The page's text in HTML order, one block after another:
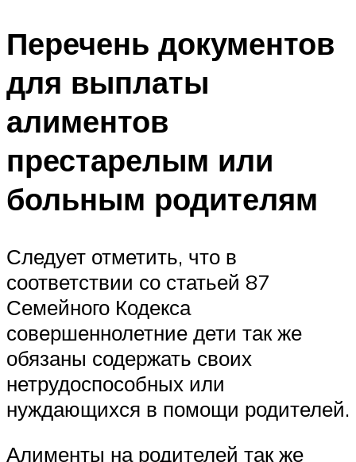
Перечень документов
для выплаты
алиментов
престарелым или
больным родителям
Следует отметить, что в
соответствии со статьей 87
Семейного Кодекса
совершеннолетние дети так же
обязаны содержать своих
нетрудоспособных или
нуждающихся в помощи родителей.
Алименты на родителей так же